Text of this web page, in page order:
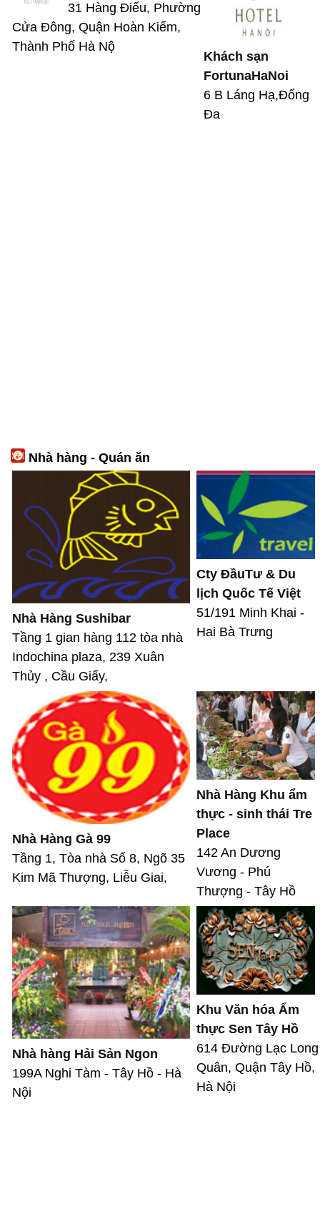
31 Hàng Điếu, Phường
Cửa Đông, Quận Hoàn Kiếm,
Thành Phố Hà Nộ
Khách sạn
FortunaHaNoi
6 B Láng Hạ,Đống
Đa
Nhà hàng - Quán ăn
Nhà Hàng Sushibar
Tầng 1 gian hàng 112 tòa nhà
Indochina plaza, 239 Xuân
Thủy , Cầu Giấy,
Cty ĐầuTư & Du
lịch Quốc Tế Việt
51/191 Minh Khai -
Hai Bà Trưng
Nhà Hàng Gà 99
Tầng 1, Tòa nhà Số 8, Ngõ 35
Kim Mã Thượng, Liễu Giai,
Nhà Hàng Khu ẩm
thực - sinh thái Tre
Place
142 An Dương
Vương - Phú
Thượng - Tây Hồ
Nhà hàng Hải Sản Ngon
199A Nghi Tàm - Tây Hồ - Hà
Nội
Khu Văn hóa Ẩm
thực Sen Tây Hồ
614 Đường Lạc Long
Quân, Quận Tây Hồ,
Hà Nội